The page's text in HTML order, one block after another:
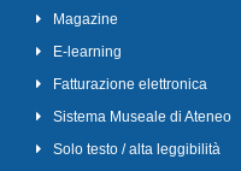
Magazine
E-learning
Fatturazione elettronica
Sistema Museale di Ateneo
Solo testo / alta leggibilità